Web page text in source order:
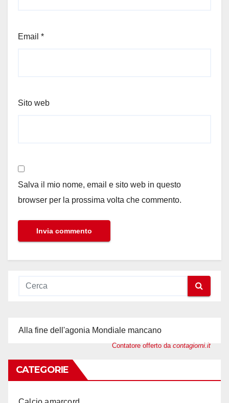
Email *
Sito web
Salva il mio nome, email e sito web in questo
browser per la prossima volta che commento.
Alla fine dell'agonia Mondiale mancano
Contatore offerto da contagiorni.it
CATEGORIE